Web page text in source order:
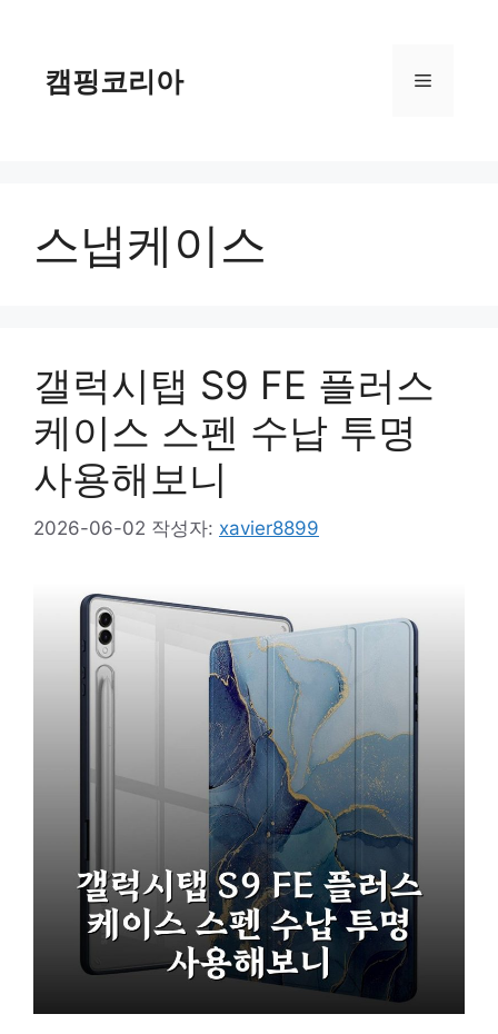
캠핑코리아 메
스냅케이스
갤럭시탭 S9 FE 플러스
케이스 스펜 수납 투명
사용해보니
2026-06-02 작성자: xavier8899